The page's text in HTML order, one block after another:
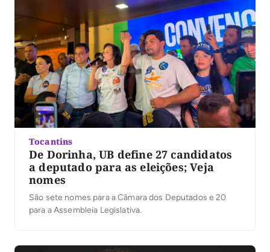
Tocantins
De Dorinha, UB define 27 candidatos
a deputado para as eleições; Veja
nomes
São sete nomes para a Câmara dos Deputados e 20
para a Assembleia Legislativa.